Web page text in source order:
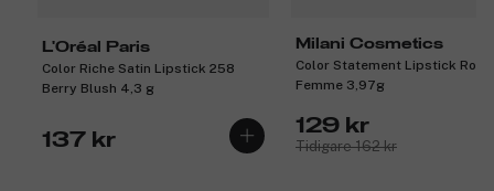
L'Oréal Paris
Color Riche Satin Lipstick 258
Berry Blush 4,3 g
137 kr
Milani Cosmetics
Color Statement Lipstick Rose
Femme 3,97g
129 kr
Tidigare 162 kr